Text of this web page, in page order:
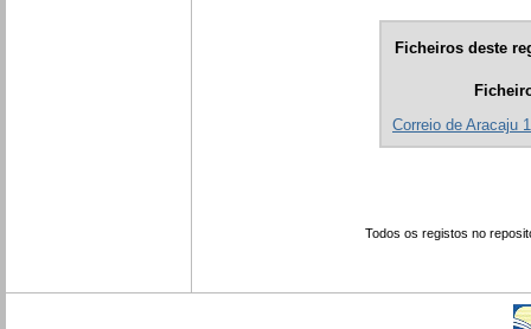
Ficheiros deste
Correio de Aracaju
Todos os registos no